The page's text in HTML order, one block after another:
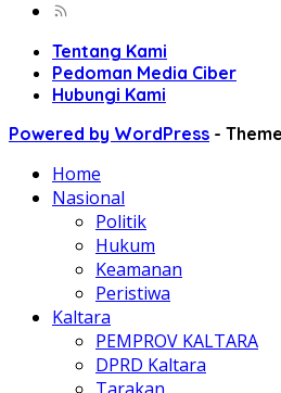
Tentang Kami
Pedoman Media Ciber
Hubungi Kami
Powered by WordPress -
Home
Nasional
Politik
Hukum
Keamanan
Peristiwa
Kaltara
PEMPROV KALTARA
DPRD Kaltara
Tarakan